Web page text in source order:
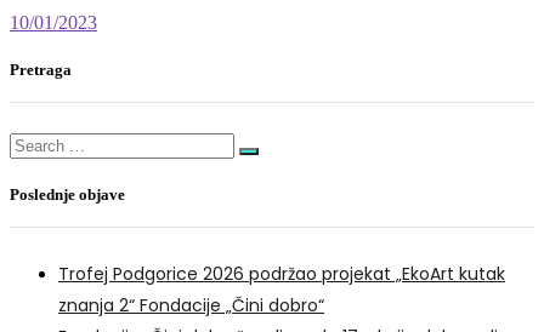
10/01/2023
Pretraga
Search
for:
Poslednje objave
Trofej Podgorice 2026 podržao projekat „EkoArt kutak
znanja 2“ Fondacije „Čini dobro“